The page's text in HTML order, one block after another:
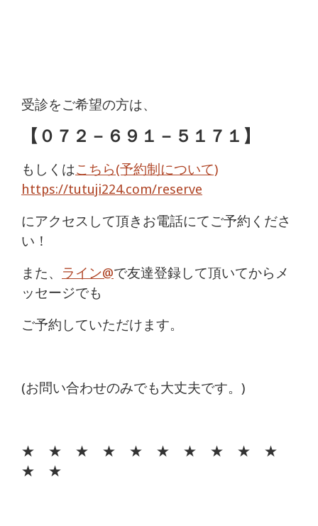
受診をご希望の方は、
【 ０７２－６９１－５１７１ 】
もしくはこちら(予約制について)
https://tutuji224.com/reserve
にアクセスして頂きお電話にてご予約くださ
い！
また、 ライン@で友達登録して頂いてからメ
ッセージでも
ご予約していただけます。
(お問い合わせのみでも大丈夫です。)
★ ★ ★ ★ ★ ★ ★ ★ ★ ★
★ ★